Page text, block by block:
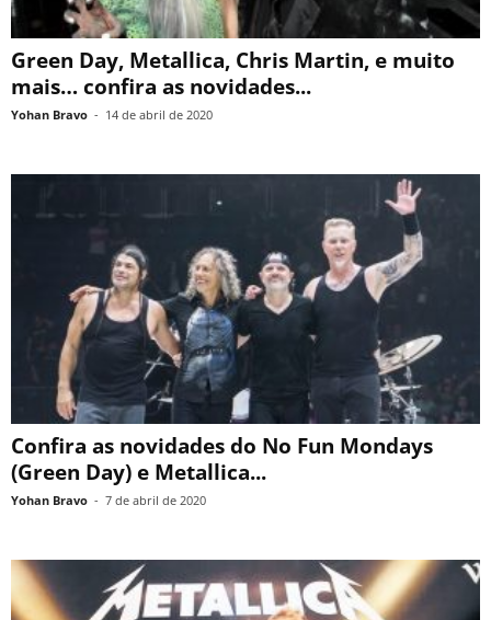
Green Day, Metallica, Chris Martin, e muito
mais… confira as novidades...
Yohan Bravo - 14 de abril de 2020
Confira as novidades do No Fun Mondays
(Green Day) e Metallica...
Yohan Bravo - 7 de abril de 2020